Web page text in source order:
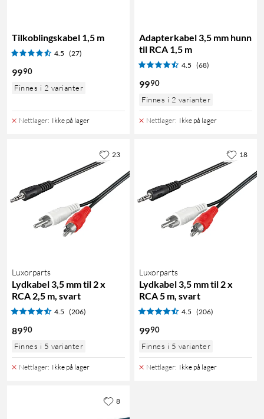
Tilkoblingskabel 1,5 m
4.5 (27)
9990
Finnes i 2 varianter
Nettlager: Ikke på lager
Adapterkabel 3,5 mm hunn
til RCA 1,5 m
4.5 (68)
9990
Finnes i 2 varianter
Nettlager: Ikke på lager
Luxorparts
Lydkabel 3,5 mm til 2 x
RCA 2,5 m, svart
4.5 (206)
8990
Finnes i 5 varianter
Nettlager: Ikke på lager
23
Luxorparts
Lydkabel 3,5 mm til 2 x
RCA 5 m, svart
4.5 (206)
9990
Finnes i 5 varianter
Nettlager: Ikke på lager
18
8